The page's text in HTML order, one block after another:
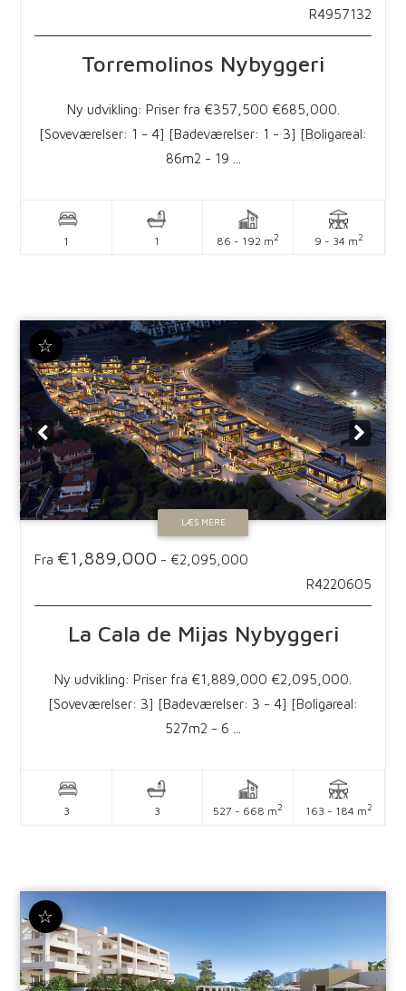
R4957132
Torremolinos Nybyggeri
Ny udvikling: Priser fra €357,500 €685,000.
[Soveværelser: 1 - 4] [Badeværelser: 1 - 3] [Boligareal:
86m2 - 19 ...
1 1 86 - 192 m2 9 - 34 m2
☆
LÆS MERE
Fra €1,889,000 - €2,095,000
R4220605
La Cala de Mijas Nybyggeri
Ny udvikling: Priser fra €1,889,000 €2,095,000.
[Soveværelser: 3] [Badeværelser: 3 - 4] [Boligareal:
527m2 - 6 ...
3 3 527 - 668 m2 163 - 184 m2
☆